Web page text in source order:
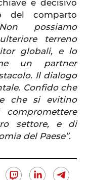
e decisivo
del comparto
possiamo
terreno
globali, e lo
un partner
Il dialogo
Confido che
che si evitino
settore, e di
del Paese”.